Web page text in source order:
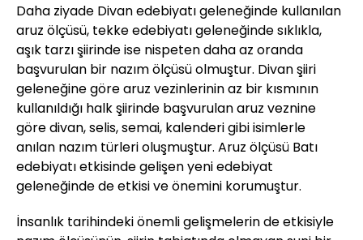
Daha ziyade Divan edebiyatı geleneğinde kullanılan
aruz ölçüsü, tekke edebiyatı geleneğinde sıklıkla,
aşık tarzı şiirinde ise nispeten daha az oranda
başvurulan bir nazım ölçüsü olmuştur. Divan şiiri
geleneğine göre aruz vezinlerinin az bir kısmının
kullanıldığı halk şiirinde başvurulan aruz veznine
göre divan, selis, semai, kalenderi gibi isimlerle
anılan nazım türleri oluşmuştur. Aruz ölçüsü Batı
edebiyatı etkisinde gelişen yeni edebiyat
geleneğinde de etkisi ve önemini korumuştur.
İnsanlık tarihindeki önemli gelişmelerin de etkisiyle